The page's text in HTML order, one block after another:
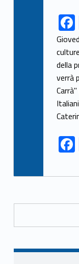
Link identifier share facebook archive #share-link-archive-48389
della
verrà
Posts Navigation